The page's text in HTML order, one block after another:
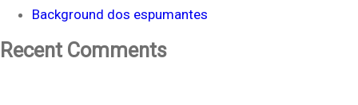
Background dos espumantes
Recent Comments